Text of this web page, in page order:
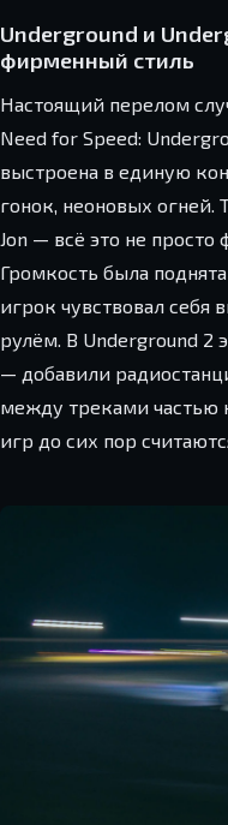
Underground и
фирменный стиль
Настоящий перелом
Need for Speed:
выстроена в единую
гонок, неоновых огней.
Jon — всё это не просто
Громкость была
игрок чувствовал себя
рулём. В Underground 2
— добавили
между треками частью
игр до сих пор